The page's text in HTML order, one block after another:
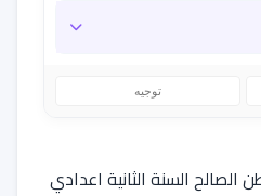
توجيه
الصالح السنة الثانية اعدادي